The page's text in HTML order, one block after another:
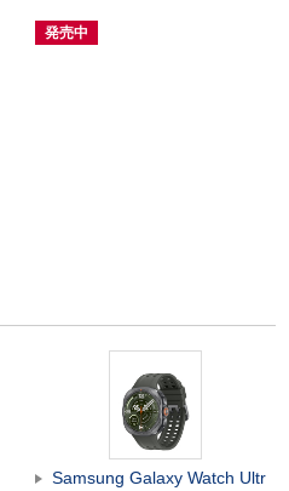
発売中
Samsung Galaxy Watch Ultr